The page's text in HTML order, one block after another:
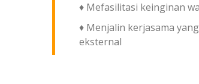
♦ Mefasilitasi keinginan
♦ Menjalin kerjasama
eksternal